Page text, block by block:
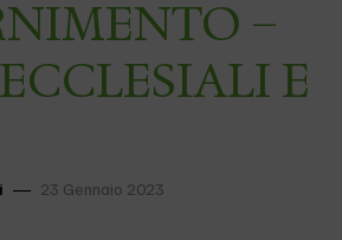
–
E
23 Gennaio 2023